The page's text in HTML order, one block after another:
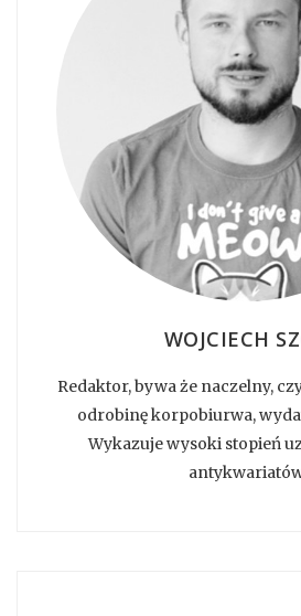
WOJCIECH
Redaktor, bywa że naczelny,
odrobinę korpobiurwa,
Wykazuje wysoki stopień